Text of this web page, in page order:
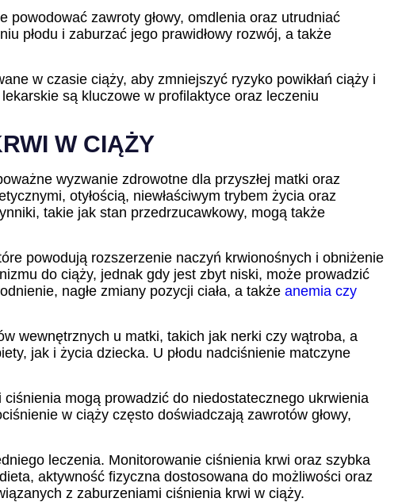
zawroty głowy, omdlenia oraz utrudniać
płodu i zaburzać jego prawidłowy rozwój, a także
w czasie ciąży, aby zmniejszyć ryzyko powikłań ciąży i
są kluczowe w profilaktyce oraz leczeniu
W CIĄŻY
wyzwanie zdrowotne dla przyszłej matki oraz
otyłością, niewłaściwym trybem życia oraz
takie jak stan przedrzucawkowy, mogą także
powodują rozszerzenie naczyń krwionośnych i obniżenie
do ciąży, jednak gdy jest zbyt niski, może prowadzić
nagłe zmiany pozycji ciała, a także anemia czy
wewnętrznych u matki, takich jak nerki czy wątroba, a
jak i życia dziecka. U płodu nadciśnienie matczyne
mogą prowadzić do niedostatecznego ukrwienia
w ciąży często doświadczają zawrotów głowy,
leczenia. Monitorowanie ciśnienia krwi oraz szybka
aktywność fizyczna dostosowana do możliwości oraz
z zaburzeniami ciśnienia krwi w ciąży.